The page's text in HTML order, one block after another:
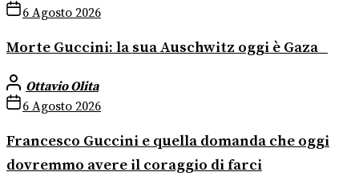
6 Agosto 2026
Morte Guccini: la sua Auschwitz oggi è Gaza
Ottavio Olita
6 Agosto 2026
Francesco Guccini e quella domanda che oggi
dovremmo avere il coraggio di farci